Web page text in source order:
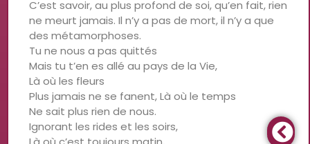
C’est savoir, au plus profond de soi, qu’en fait, rien
ne meurt jamais. Il n’y a pas de mort, il n’y a que
des métamorphoses.
Tu ne nous a pas quittés
Mais tu t’en es allé au pays de la Vie,
Là où les fleurs
Plus jamais ne se fanent, Là où le temps
Ne sait plus rien de nous.
Ignorant les rides et les soirs,